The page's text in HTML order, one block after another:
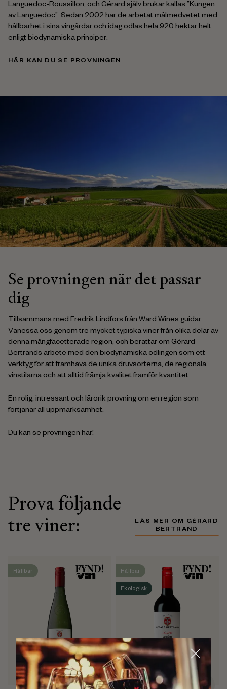
Languedoc-Roussillon, och Gérard själv brukar kallas ”Kungen
av Languedoc”. Sedan 2002 har de arbetat målmedvetet med
hållbarhet i sina vingårdar och idag odlas hela 920 hektar helt
enligt biodynamiska principer.
HÄR KAN DU SE PROVNINGEN
Se provningen när det passar
dig
Tillsammans med Fredrik Lindfors från Ward Wines guidar
Vanessa oss genom tre mycket typiska viner från olika delar av
denna mångfacetterade region, och berättar om Gérard
Bertrands arbete med den biodynamiska odlingen som ett
verktyg för att framhäva de unika druvsorterna, de regionala
vinstilarna och att alltid främja kvalitet framför kvantitet.
En rolig, intressant och lärorik provning om en region som
förtjänar all uppmärksamhet.
Du kan se provningen här!
Prova följande
tre viner:
LÄS MER OM GÉRARD
BERTRAND
Hållbar Hållbar
Ekologisk